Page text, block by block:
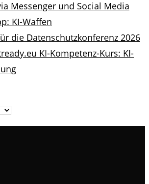
Messenger und Social Media
KI-Waffen
die Datenschutzkonferenz 2026
KI-Kompetenz-Kurs: KI-